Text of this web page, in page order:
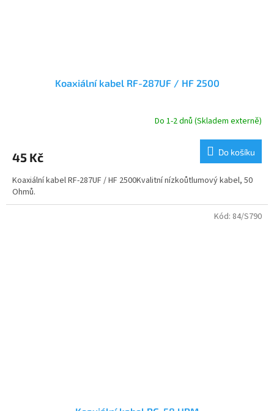
Koaxiální kabel RF-287UF / HF 2500
Do 1-2 dnů (Skladem externě)
45 Kč Do košíku
Koaxiální kabel RF-287UF / HF 2500Kvalitní nízkoůtlumový kabel, 50
Ohmů.
Kód: 84/S790